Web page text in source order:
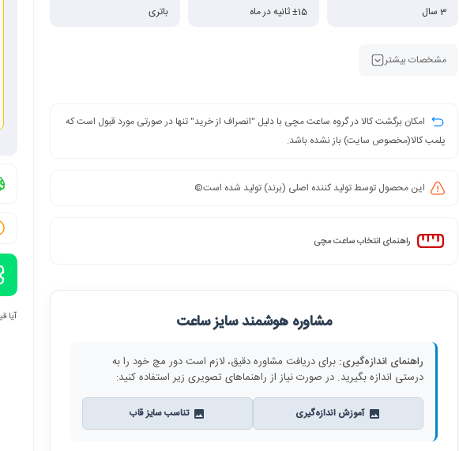
3 سال
±15 ثانیه در ماه
باتری
مشخصات بیشتر
امکان برگشت کالا در گروه ساعت مچی با دلیل "انصراف از خرید" تنها در صورتی مورد قبول است که
پلمب کالا(مخصوص سایت) باز نشده باشد.
این محصول توسط تولید کننده اصلی (برند) تولید شده است©️
راهنمای انتخاب ساعت مچی
مشاوره هوشمند سایز ساعت
راهنمای اندازه‌گیری: برای دریافت مشاوره دقیق، لازم است دور مچ خود را به
درستی اندازه بگیرید. در صورت نیاز از راهنماهای تصویری زیر استفاده کنید:
آموزش اندازه‌گیری تناسب سایز قاب
آیا